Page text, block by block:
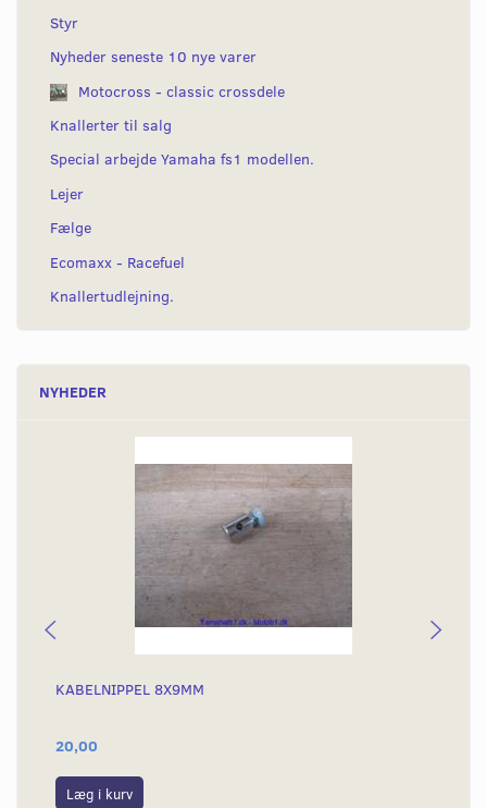
Styr
Nyheder seneste 10 nye varer
Motocross - classic crossdele
Knallerter til salg
Special arbejde Yamaha fs1 modellen.
Lejer
Fælge
Ecomaxx - Racefuel
Knallertudlejning.
NYHEDER
KABELNIPPEL 8X9MM
20,00
Læg i kurv